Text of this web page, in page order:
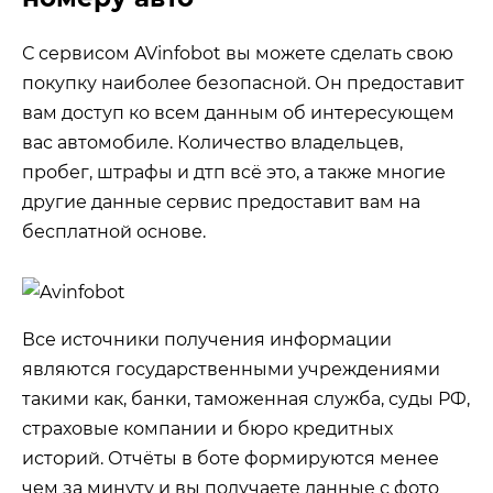
С сервисом AVinfobot вы можете сделать свою
покупку наиболее безопасной. Он предоставит
вам доступ ко всем данным об интересующем
вас автомобиле. Количество владельцев,
пробег, штрафы и дтп всё это, а также многие
другие данные сервис предоставит вам на
бесплатной основе.
Все источники получения информации
являются государственными учреждениями
такими как, банки, таможенная служба, суды РФ,
страховые компании и бюро кредитных
историй. Отчёты в боте формируются менее
чем за минуту и вы получаете данные с фото